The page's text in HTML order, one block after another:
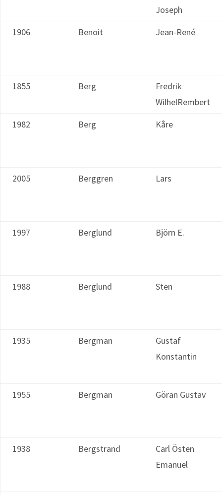
Joseph
1906
Benoit Jean-René
1855 Berg
Fredrik
WilhelRembert
1982
Berg Kåre
2005 Berggren Lars
1997 Berglund Björn E.
1988 Berglund Sten
1935 Bergman
Gustaf
Konstantin
1955 Bergman Göran Gustav
1938 Bergstrand
Carl Östen
Emanuel